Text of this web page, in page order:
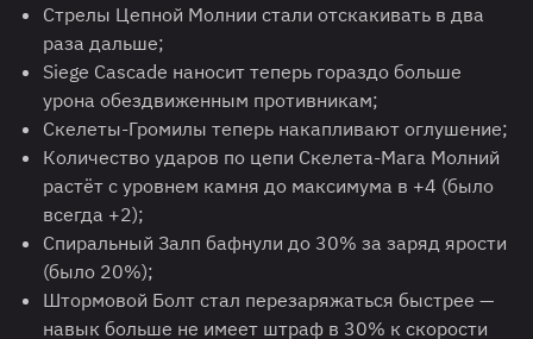
Стрелы Цепной Молнии стали отскакивать в два
раза дальше;
Siege Cascade наносит теперь гораздо больше
урона обездвиженным противникам;
Скелеты-Громилы теперь накапливают оглушение;
Количество ударов по цепи Скелета-Мага Молний
растёт с уровнем камня до максимума в +4 (было
всегда +2);
Спиральный Залп бафнули до 30% за заряд ярости
(было 20%);
Штормовой Болт стал перезаряжаться быстрее —
навык больше не имеет штраф в 30% к скорости